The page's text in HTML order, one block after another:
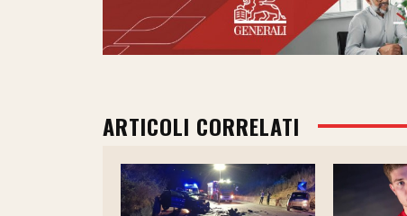
ARTICOLI CORRELATI